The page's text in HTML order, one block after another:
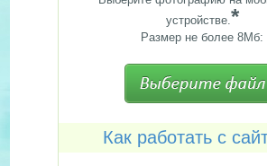
устройстве.*
Размер не более 8Мб:
Как работать с